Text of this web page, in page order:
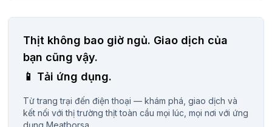
Thịt không bao giờ ngủ. Giao dịch của
bạn cũng vậy.
📱 Tải ứng dụng.
Từ trang trại đến điện thoại — khám phá, giao dịch và
kết nối với thị trường thịt toàn cầu mọi lúc, mọi nơi với ứng
dụng Meatborsa.